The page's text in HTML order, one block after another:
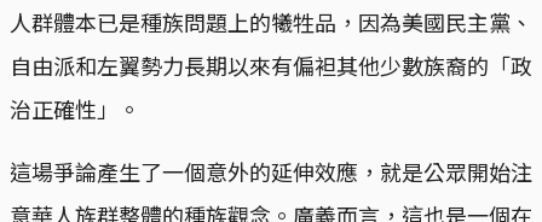
人群體本已是種族問題上的犧牲品，因為美國民主黨、
自由派和左翼勢力長期以來有偏袒其他少數族裔的「政
治正確性」。
這場爭論產生了一個意外的延伸效應，就是公眾開始注
意華人族群整體的種族觀念。廣義而言，這也是一個在